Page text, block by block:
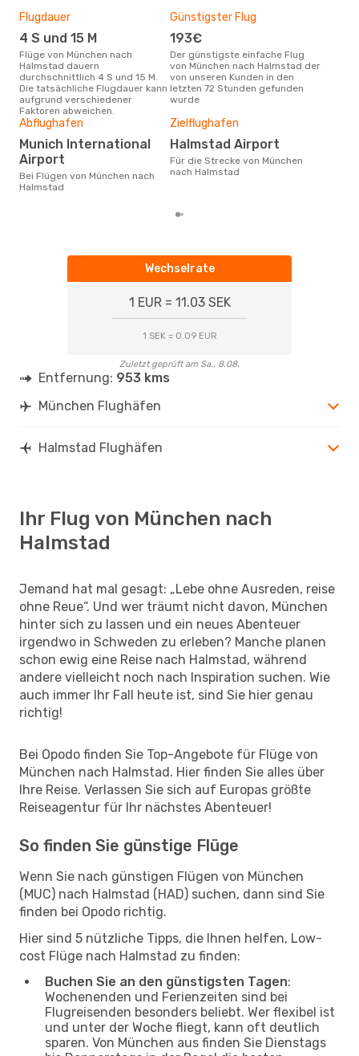
Flugdauer
4 S und 15 M
Flüge von München nach
Halmstad dauern
durchschnittlich 4 S und 15 M.
Die tatsächliche Flugdauer kann
aufgrund verschiedener
Faktoren abweichen.
Günstigster Flug
193€
Der günstigste einfache Flug
von München nach Halmstad der
von unseren Kunden in den
letzten 72 Stunden gefunden
wurde
Abflughafen
Munich International
Airport
Bei Flügen von München nach
Halmstad
Zielflughafen
Halmstad Airport
Für die Strecke von München
nach Halmstad
Wechselrate
1 EUR = 11.03 SEK
1 SEK = 0.09 EUR
Zuletzt geprüft am Sa., 8.08.
Entfernung: 953 kms
München Flughäfen
Halmstad Flughäfen
Ihr Flug von München nach
Halmstad
Jemand hat mal gesagt: „Lebe ohne Ausreden, reise
ohne Reue“. Und wer träumt nicht davon, München
hinter sich zu lassen und ein neues Abenteuer
irgendwo in Schweden zu erleben? Manche planen
schon ewig eine Reise nach Halmstad, während
andere vielleicht noch nach Inspiration suchen. Wie
auch immer Ihr Fall heute ist, sind Sie hier genau
richtig!
Bei Opodo finden Sie Top-Angebote für Flüge von
München nach Halmstad. Hier finden Sie alles über
Ihre Reise. Verlassen Sie sich auf Europas größte
Reiseagentur für Ihr nächstes Abenteuer!
So finden Sie günstige Flüge
Wenn Sie nach günstigen Flügen von München
(MUC) nach Halmstad (HAD) suchen, dann sind Sie
finden bei Opodo richtig.
Hier sind 5 nützliche Tipps, die Ihnen helfen, Low-
cost Flüge nach Halmstad zu finden:
Buchen Sie an den günstigsten Tagen:
Wochenenden und Ferienzeiten sind bei
Flugreisenden besonders beliebt. Wer flexibel ist
und unter der Woche fliegt, kann oft deutlich
sparen. Von München aus finden Sie Dienstags